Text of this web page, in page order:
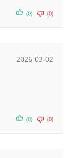
(0) (0)
2026-03-02
(0) (0)